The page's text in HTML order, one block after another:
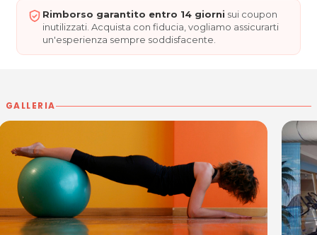
Tel. 0432574183
P.IVA 02969860309
Per ulteriori informazioni sull'offerta o sulle modalità di
Rimborso garantito entro 14 giorni sui coupon
inutilizzati. Acquista con fiducia, vogliamo assicurarti
un'esperienza sempre soddisfacente.
GALLERIA